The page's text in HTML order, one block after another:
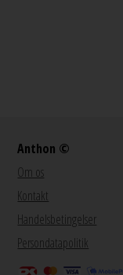
Anthon ©
Om os
Kontakt
Handelsbetingelser
Persondatapolitik